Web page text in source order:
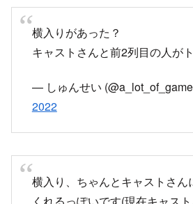
2022
横入り、ちゃんとキャストさん
くれるっぽいです(現在キャスト
いキャストさんの方が対応して
#TDR_now